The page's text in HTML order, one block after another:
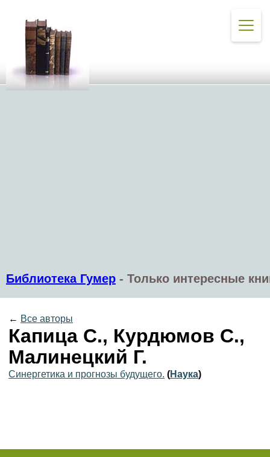
Библиотека Гумер - Только интересные
← Все авторы
Капица С., Курдюмов С.,
Малинецкий Г.
Синергетика и прогнозы будущего. (Наука)